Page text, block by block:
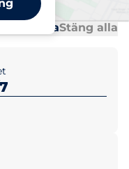
Öppna allaStäng alla